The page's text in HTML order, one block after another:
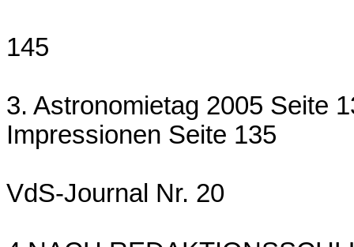
145
3. Astronomietag 2005 Seite
Impressionen Seite 135
VdS-Journal Nr. 20